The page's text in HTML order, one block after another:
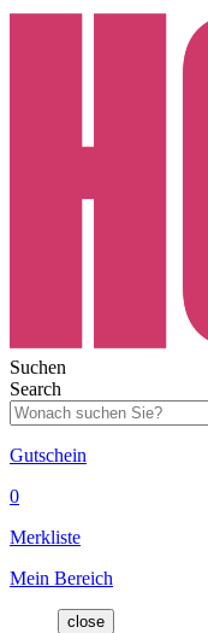
Suchen
Search
Gutschein
0
Merkliste
Mein Bereich
close